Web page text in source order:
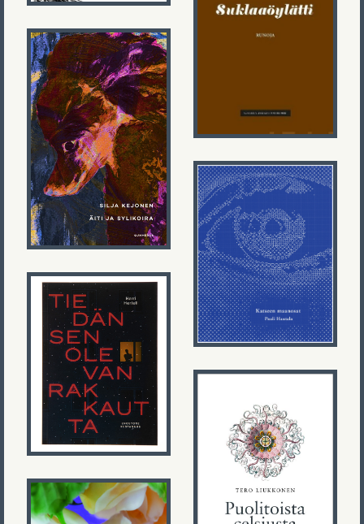
Markus Palmén
Suklaaöylätti
Silja Kejonen
Äiti ja
sylikoira
Pauli Hautala
Katseen
maanosat
Harri Hertell
Tiedän sen
olevan
rakkautta
Tero Liukkonen
Puolitoista
celsiusta